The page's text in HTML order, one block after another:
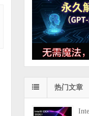
热门文章